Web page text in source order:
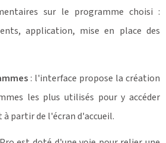
sur le programme choisi :
application, mise en place des
: l'interface propose la création
les plus utilisés pour y accéder
partir de l'écran d'accueil.